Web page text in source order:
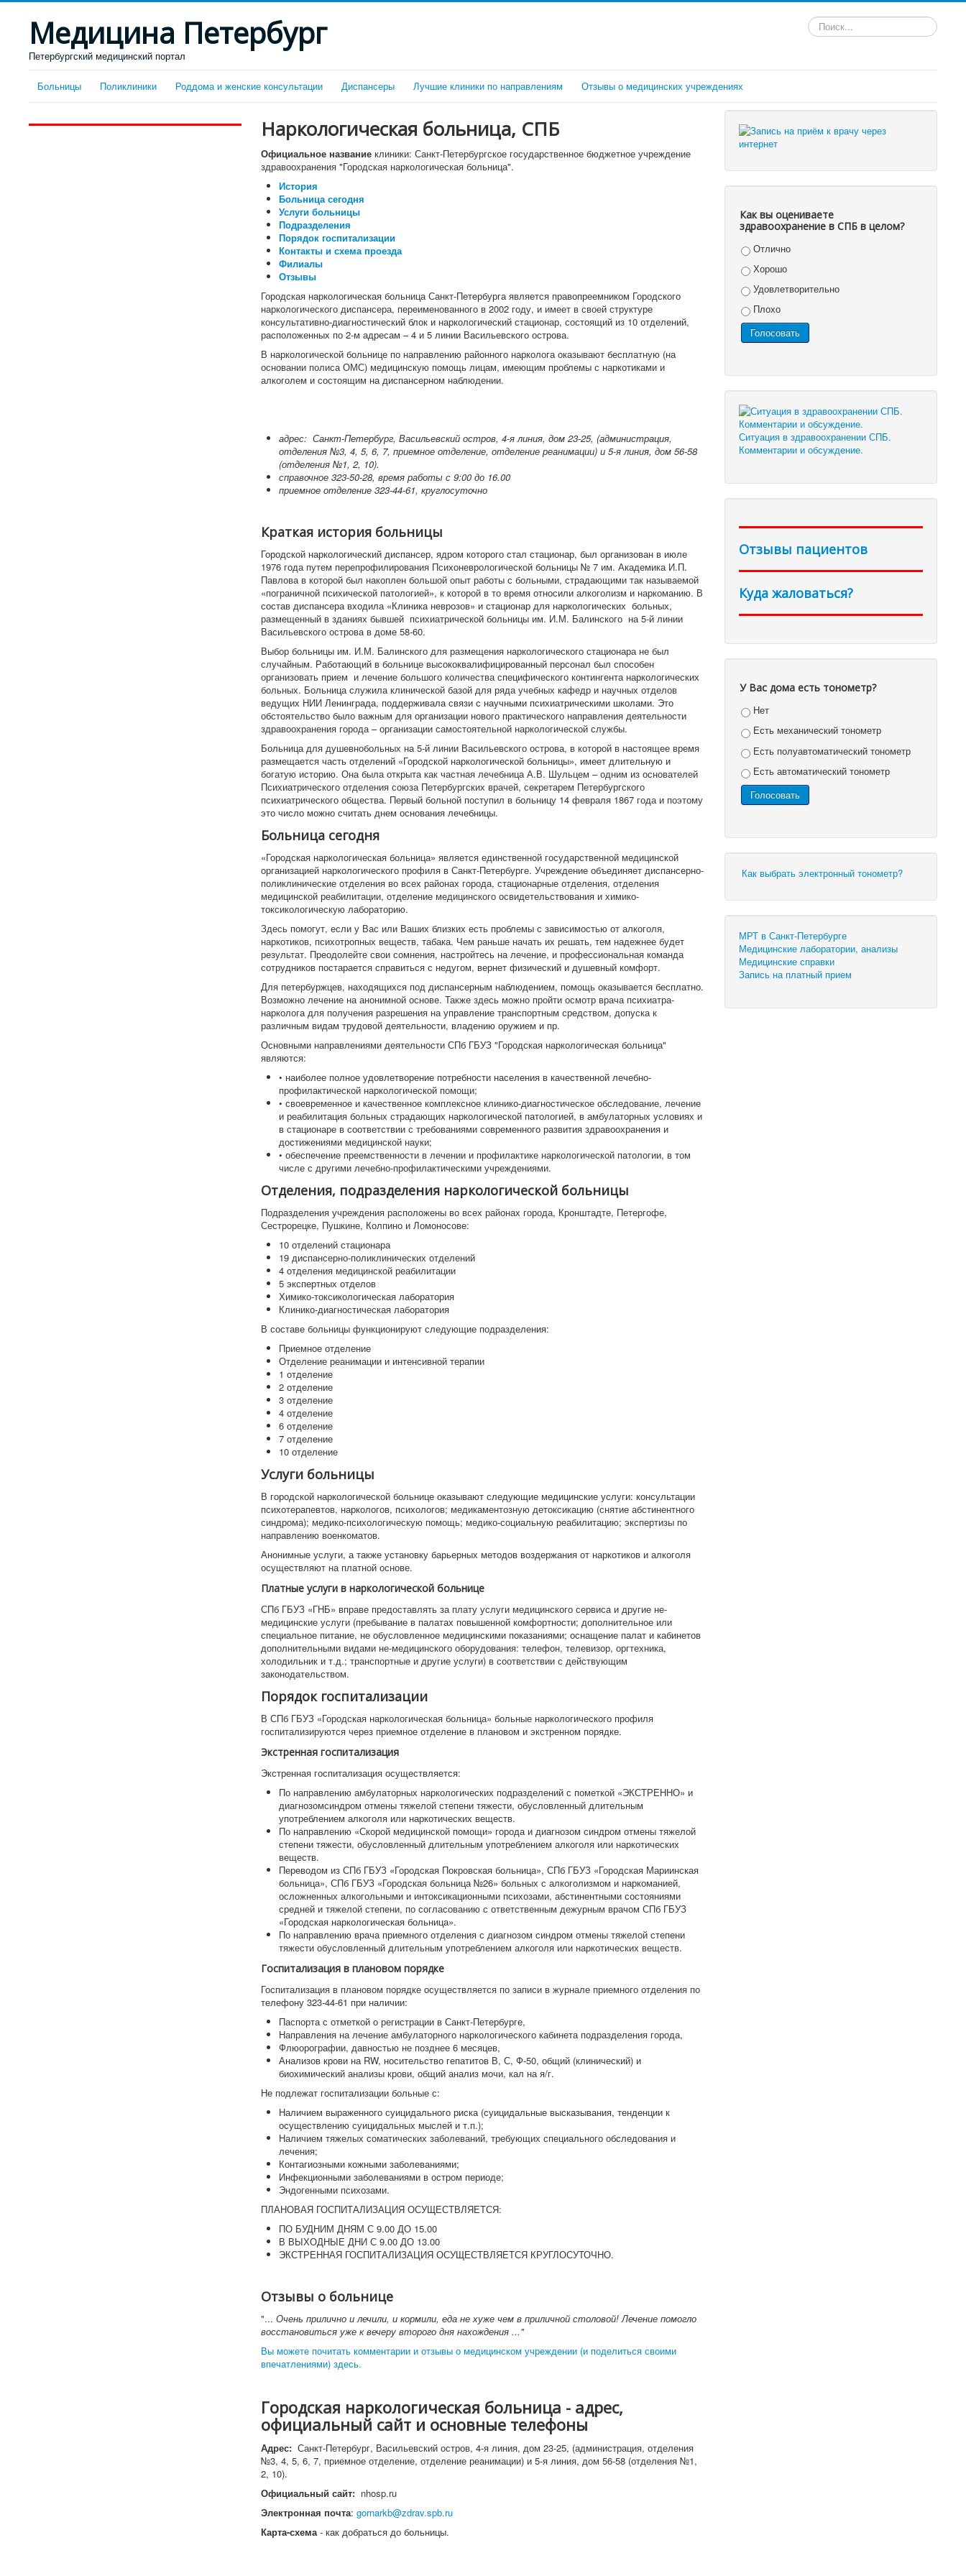
Медицина Петербург
Петербургский медицинский портал
Искать...
Больницы Поликлиники Роддома и женские консультации Диспансеры Лучшие клиники по направлениям Отзывы о медицинских учреждениях
Наркологическая больница, СПБ
Официальное названиеклиники: Санкт-Петербургское государственное бюджетное учреждение
здравоохранения "Городская наркологическая больница".
История
Больница сегодня
Услуги больницы
Подразделения
Порядок госпитализации
Контакты и схема проезда
Филиалы
Отзывы
Городская наркологическая больница Санкт-Петербурга является правопреемником Городского
наркологического диспансера, переименованного в 2002 году, и имеет в своей структуре
консультативно-диагностический блок и наркологический стационар, состоящий из 10 отделений,
расположенных по 2-м адресам – 4 и 5 линии Васильевского острова.
В наркологической больнице по направлению районного нарколога оказывают бесплатную (на
основании полиса ОМС) медицинскую помощь лицам, имеющим проблемы с наркотиками и
алкоголем и состоящим на диспансерном наблюдении.
адрес: Санкт-Петербург, Васильевский остров, 4-я линия, дом 23-25, (администрация,
отделения №3, 4, 5, 6, 7, приемное отделение, отделение реанимации) и 5-я линия, дом 56-58
(отделения №1, 2, 10).
справочное 323-50-28, время работы с 9:00 до 16.00
приемное отделение 323-44-61, круглосуточно
Краткая история больницы
Городской наркологический диспансер, ядром которого стал стационар, был организован в июле
1976 года путем перепрофилирования Психоневрологической больницы № 7 им. Академика И.П.
Павлова в которой был накоплен большой опыт работы с больными, страдающими так называемой
«пограничной психической патологией», к которой в то время относили алкоголизм и наркоманию. В
состав диспансера входила «Клиника неврозов» и стационар для наркологических больных,
размещенный в зданиях бывшей психиатрической больницы им. И.М. Балинского на 5-й линии
Васильевского острова в доме 58-60.
Выбор больницы им. И.М. Балинского для размещения наркологического стационара не был
случайным. Работающий в больнице высококвалифицированный персонал был способен
организовать прием и лечение большого количества специфического контингента наркологических
больных. Больница служила клинической базой для ряда учебных кафедр и научных отделов
ведущих НИИ Ленинграда, поддерживала связи с научными психиатрическими школами. Это
обстоятельство было важным для организации нового практического направления деятельности
здравоохранения города – организации самостоятельной наркологической службы.
Больница для душевнобольных на 5-й линии Васильевского острова, в которой в настоящее время
размещается часть отделений «Городской наркологической больницы», имеет длительную и
богатую историю. Она была открыта как частная лечебница А.В. Шульцем – одним из основателей
Психиатрического отделения союза Петербургских врачей, секретарем Петербургского
психиатрического общества. Первый больной поступил в больницу 14 февраля 1867 года и поэтому
это число можно считать днем основания лечебницы.
Больница сегодня
«Городская наркологическая больница» является единственной государственной медицинской
организацией наркологического профиля в Санкт-Петербурге. Учреждение объединяет диспансерно-
поликлинические отделения во всех районах города, стационарные отделения, отделения
медицинской реабилитации, отделение медицинского освидетельствования и химико-
токсикологическую лабораторию.
Здесь помогут, если у Вас или Ваших близких есть проблемы с зависимостью от алкоголя,
наркотиков, психотропных веществ, табака. Чем раньше начать их решать, тем надежнее будет
результат. Преодолейте свои сомнения, настройтесь на лечение, и профессиональная команда
сотрудников постарается справиться с недугом, вернет физический и душевный комфорт.
Для петербуржцев, находящихся под диспансерным наблюдением, помощь оказывается бесплатно.
Возможно лечение на анонимной основе. Также здесь можно пройти осмотр врача психиатра-
нарколога для получения разрешения на управление транспортным средством, допуска к
различным видам трудовой деятельности, владению оружием и пр.
Основными направлениями деятельности СПб ГБУЗ "Городская наркологическая больница"
являются:
• наиболее полное удовлетворение потребности населения в качественной лечебно-
профилактической наркологической помощи;
• своевременное и качественное комплексное клинико-диагностическое обследование, лечение
и реабилитация больных страдающих наркологической патологией, в амбулаторных условиях и
в стационаре в соответствии с требованиями современного развития здравоохранения и
достижениями медицинской науки;
• обеспечение преемственности в лечении и профилактике наркологической патологии, в том
числе с другими лечебно-профилактическими учреждениями.
Отделения, подразделения наркологической больницы
Подразделения учреждения расположены во всех районах города, Кронштадте, Петергофе,
Сестрорецке, Пушкине, Колпино и Ломоносове:
10 отделений стационара
19 диспансерно-поликлинических отделений
4 отделения медицинской реабилитации
5 экспертных отделов
Химико-токсикологическая лаборатория
Клинико-диагностическая лаборатория
В составе больницы функционируют следующие подразделения:
Приемное отделение
Отделение реанимации и интенсивной терапии
1 отделение
2 отделение
3 отделение
4 отделение
6 отделение
7 отделение
10 отделение
Услуги больницы
В городской наркологической больнице оказывают следующие медицинские услуги: консультации
психотерапевтов, наркологов, психологов; медикаментозную детоксикацию (снятие абстинентного
синдрома); медико-психологическую помощь; медико-социальную реабилитацию; экспертизы по
направлению военкоматов.
Анонимные услуги, а также установку барьерных методов воздержания от наркотиков и алкоголя
осуществляют на платной основе.
Платные услуги в наркологической больнице
СПб ГБУЗ «ГНБ» вправе предоставлять за плату услуги медицинского сервиса и другие не-
медицинские услуги (пребывание в палатах повышенной комфортности; дополнительное или
специальное питание, не обусловленное медицинскими показаниями; оснащение палат и кабинетов
дополнительными видами не-медицинского оборудования: телефон, телевизор, оргтехника,
холодильник и т.д.; транспортные и другие услуги) в соответствии с действующим
законодательством.
Порядок госпитализации
В СПб ГБУЗ «Городская наркологическая больница» больные наркологического профиля
госпитализируются через приемное отделение в плановом и экстренном порядке.
Экстренная госпитализация
Экстренная госпитализация осуществляется:
По направлению амбулаторных наркологических подразделений с пометкой «ЭКСТРЕННО» и
диагнозомсиндром отмены тяжелой степени тяжести, обусловленный длительным
употреблением алкоголя или наркотических веществ.
По направлению «Скорой медицинской помощи» города и диагнозом синдром отмены тяжелой
степени тяжести, обусловленный длительным употреблением алкоголя или наркотических
веществ.
Переводом из СПб ГБУЗ «Городская Покровская больница», СПб ГБУЗ «Городская Мариинская
больница», СПб ГБУЗ «Городская больница №26» больных с алкоголизмом и наркоманией,
осложненных алкогольными и интоксикационными психозами, абстинентными состояниями
средней и тяжелой степени, по согласованию с ответственным дежурным врачом СПб ГБУЗ
«Городская наркологическая больница».
По направлению врача приемного отделения с диагнозом синдром отмены тяжелой степени
тяжести обусловленный длительным употреблением алкоголя или наркотических веществ.
Госпитализация в плановом порядке
Госпитализация в плановом порядке осуществляется по записи в журнале приемного отделения по
телефону 323-44-61 при наличии:
Паспорта с отметкой о регистрации в Санкт-Петербурге,
Направления на лечение амбулаторного наркологического кабинета подразделения города,
Флюорографии, давностью не позднее 6 месяцев,
Анализов крови на RW, носительство гепатитов В, С, Ф-50, общий (клинический) и
биохимический анализы крови, общий анализ мочи, кал на я/г.
Не подлежат госпитализации больные с:
Наличием выраженного суицидального риска (суицидальные высказывания, тенденции к
осуществлению суицидальных мыслей и т.п.);
Наличием тяжелых соматических заболеваний, требующих специального обследования и
лечения;
Контагиозными кожными заболеваниями;
Инфекционными заболеваниями в остром периоде;
Эндогенными психозами.
ПЛАНОВАЯ ГОСПИТАЛИЗАЦИЯ ОСУЩЕСТВЛЯЕТСЯ:
ПО БУДНИМ ДНЯМ С 9.00 ДО 15.00
В ВЫХОДНЫЕ ДНИ С 9.00 ДО 13.00
ЭКСТРЕННАЯ ГОСПИТАЛИЗАЦИЯ ОСУЩЕСТВЛЯЕТСЯ КРУГЛОСУТОЧНО.
Отзывы о больнице
"... Очень прилично и лечили, и кормили, еда не хуже чем в приличной столовой! Лечение помогло
восстановиться уже к вечеру второго дня нахождения ..."
Вы можете почитать комментарии и отзывы о медицинском учреждении (и поделиться своими
впечатлениями) здесь.
Городская наркологическая больница - адрес,
официальный сайт и основные телефоны
Адрес: Санкт-Петербург, Васильевский остров, 4-я линия, дом 23-25, (администрация, отделения
№3, 4, 5, 6, 7, приемное отделение, отделение реанимации) и 5-я линия, дом 56-58 (отделения №1,
2, 10).
Официальный сайт: nhosp.ru
Электронная почта: gornarkb@zdrav.spb.ru
Карта-схема- как добраться до больницы.
Как вы оцениваете
здравоохранение в СПБ в целом?
Отлично
Хорошо
Удовлетворительно
Плохо
Ситуация в здравоохранении СПБ.
Комментарии и обсуждение.
Отзывы пациентов
Куда жаловаться?
У Вас дома есть тонометр?
Нет
Есть механический тонометр
Есть полуавтоматический тонометр
Есть автоматический тонометр
Как выбрать электронный тонометр?
МРТ в Санкт-Петербурге
Медицинские лаборатории, анализы
Медицинские справки
Запись на платный прием